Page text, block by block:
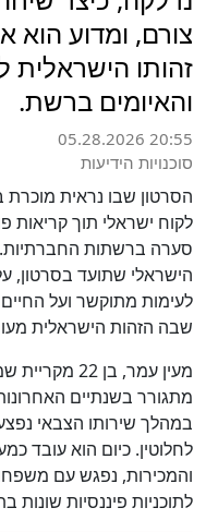
צורם, ומדוע הוא
זהותו הישראלית
והאיומים ברשת.
05.28.2026 20:55
סוכנויות הידיעות
הסרטון שבו נראית
לקוח ישראלי תוך קריאות
סערה ברשתות החברתיות.
הישראלי שתועד בסרטון,
לעימות מתוקשר ועל
שבה הזהות הישראלית
מעין עמר, בן
מתגורר בשנתיים
במהלך שירותו הצבאי
לחלוטין. כיום הוא עובד
והמכירות, נפגש עם
לתוכניות פיננסיות שונות